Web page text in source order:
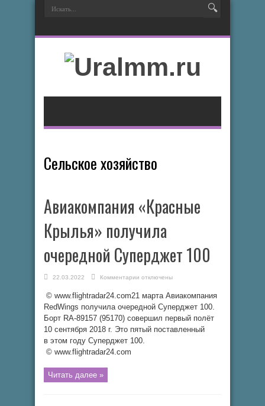
Сельское хозяйство
Авиакомпания «Красные
Крылья» получила
очередной Суперджет 100
22.03.2022 Комментарии
«Красные
Крылья»
получила
очередной
Суперджет
100
отключены
© www.flightradar24.com21 марта Авиакомпания
RedWings получила очередной Суперджет 100.
Борт RA-89157 (95170) совершил первый полёт
10 сентября 2018 г. Это пятый поставленный
в этом году Суперджет 100.
© www.flightradar24.com
Читать далее »